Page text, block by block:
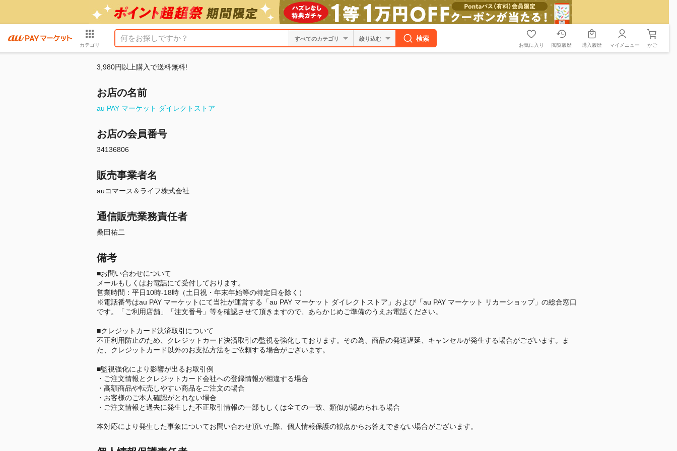
カテゴリ
絞り込む 検索
お気に入り 閲覧履歴 購入履歴 マイメニュー かご
3,980円以上購入で送料無料!
お店の名前
au PAY マーケット ダイレクトストア
お店の会員番号
34136806
販売事業者名
auコマース＆ライフ株式会社
通信販売業務責任者
桑田祐二
備考
■お問い合わせについて
メールもしくはお電話にて受付しております。
営業時間：平日10時-18時（土日祝・年末年始等の特定日を除く）
※電話番号はau PAY マーケットにて当社が運営する「au PAY マーケット ダイレクトストア」および「au PAY マーケット リカーショップ」の総合窓口
です。「ご利用店舗」「注文番号」等を確認させて頂きますので、あらかじめご準備のうえお電話ください。
■クレジットカード決済取引について
不正利用防止のため、クレジットカード決済取引の監視を強化しております。その為、商品の発送遅延、キャンセルが発生する場合がございます。ま
た、クレジットカード以外のお支払方法をご依頼する場合がございます。
■監視強化により影響が出るお取引例
・ご注文情報とクレジットカード会社への登録情報が相違する場合
・高額商品や転売しやすい商品をご注文の場合
・お客様のご本人確認がとれない場合
・ご注文情報と過去に発生した不正取引情報の一部もしくは全ての一致、類似が認められる場合
本対応により発生した事象についてお問い合わせ頂いた際、個人情報保護の観点からお答えできない場合がございます。